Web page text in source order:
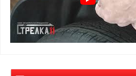
Они не теряют форму, не
всяких химических реагентов: кислот,
Материал сохраняет свою форму от -50 °C
Поверхность изделия устойчива к